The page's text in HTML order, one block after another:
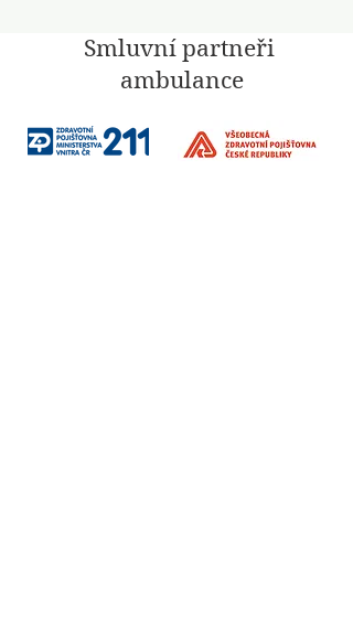
Smluvní partneři
ambulance